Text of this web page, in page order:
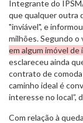
Integrante do
que qualquer outra
"inviável", e
milhões. Segundo o
em algum imóvel
esclareceu ainda
contrato de
caminho ideal é
interesse no local”,
Com relação à